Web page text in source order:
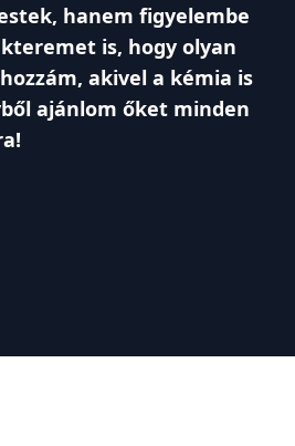
hanem figyelembe
is, hogy olyan
akivel a kémia is
ajánlom őket minden